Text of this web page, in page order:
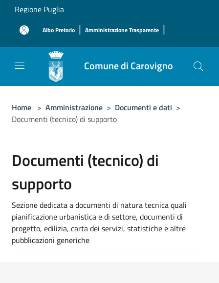
Salta al contenuto principale
Regione Puglia
Albo Pretorio | Amministrazione Trasparente |
Comune di Carovigno
Home > Amministrazione > Documenti e dati >
Documenti (tecnico) di supporto
Documenti (tecnico) di
supporto
Sezione dedicata a documenti di natura tecnica quali
pianificazione urbanistica e di settore, documenti di
progetto, edilizia, carta dei servizi, statistiche e altre
pubblicazioni generiche